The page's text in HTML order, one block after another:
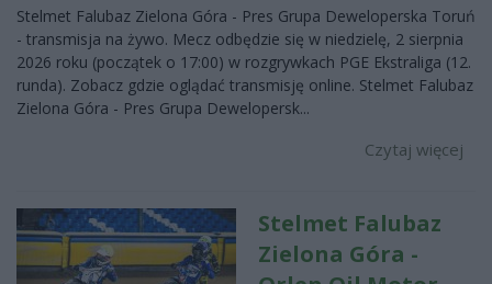
Stelmet Falubaz Zielona Góra - Pres Grupa Deweloperska Toruń
- transmisja na żywo. Mecz odbędzie się w niedzielę, 2 sierpnia
2026 roku (początek o 17:00) w rozgrywkach PGE Ekstraliga (12.
runda). Zobacz gdzie oglądać transmisję online. Stelmet Falubaz
Zielona Góra - Pres Grupa Dewelopersk...
Czytaj więcej
Stelmet Falubaz
Zielona Góra -